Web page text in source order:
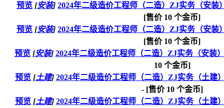
预览 [安装] 2024年二级造价工程师（二造）ZJ实务（安装
[售价 10 个金币]
预览 [安装] 2024年二级造价工程师（二造）ZJ实务（安装
[售价 10 个金币]
预览 [安装] 2024年二级造价工程师（二造）ZJ实务（安装
10个金币]
预览 [土建] 2024年二级造价工程师（二造）ZJ实务（土建
- [售价 10个金币]
预览 [土建] 2024年二级造价工程师（二造）ZJ实务（土建